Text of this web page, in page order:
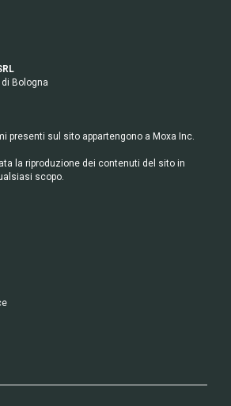
Bologna
presenti sul sito appartengono a Moxa Inc.
la riproduzione dei contenuti del sito in
scopo.